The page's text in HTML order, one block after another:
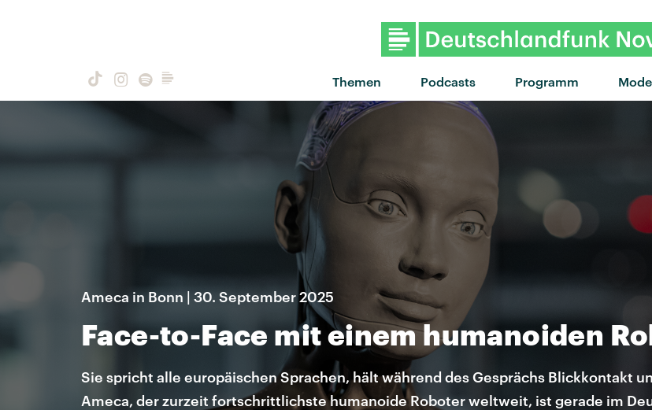
Themen Podcasts Programm
"Avant gardener"
Ameca in Bonn | 30. September 2025
Face-to-Face mit einem humanoiden
Sie spricht alle europäischen Sprachen, hält während des Gesprächs Blickkontakt
Ameca, der zurzeit fortschrittlichste humanoide Roboter weltweit, ist gerade im